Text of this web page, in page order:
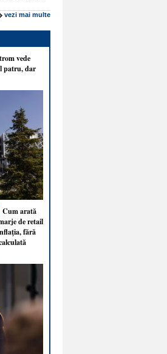
vezi mai multe
vede
patru, dar
Cum arată
de retail
fără